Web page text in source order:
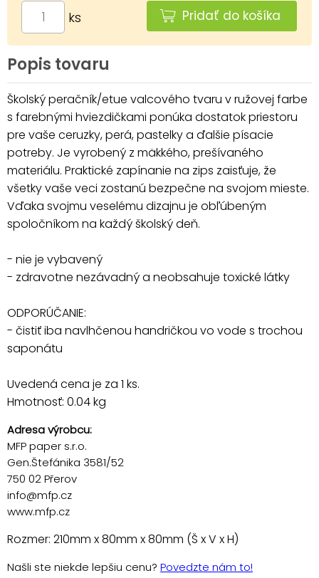
ks Pridať do košíka
Popis tovaru
Školský peračník/etue valcového tvaru v ružovej farbe
s farebnými hviezdičkami ponúka dostatok priestoru
pre vaše ceruzky, perá, pastelky a ďalšie písacie
potreby. Je vyrobený z mäkkého, prešívaného
materiálu. Praktické zapínanie na zips zaisťuje, že
všetky vaše veci zostanú bezpečne na svojom mieste.
Vďaka svojmu veselému dizajnu je obľúbeným
spoločníkom na každý školský deň.
- nie je vybavený
- zdravotne nezávadný a neobsahuje toxické látky
ODPORÚČANIE:
- čistiť iba navlhčenou handričkou vo vode s trochou
saponátu
Uvedená cena je za 1 ks.
Hmotnosť: 0.04 kg
Adresa výrobcu:
MFP paper s.r.o.
Gen.Štefánika 3581/52
750 02 Přerov
info@mfp.cz
www.mfp.cz
Rozmer: 210mm x 80mm x 80mm (Š x V x H)
Našli ste niekde lepšiu cenu? Povedzte nám to!